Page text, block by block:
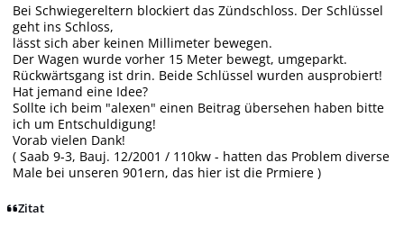
Bei Schwiegereltern blockiert das Zündschloss. Der Schlüssel
geht ins Schloss,
lässt sich aber keinen Millimeter bewegen.
Der Wagen wurde vorher 15 Meter bewegt, umgeparkt.
Rückwärtsgang ist drin. Beide Schlüssel wurden ausprobiert!
Hat jemand eine Idee?
Sollte ich beim "alexen" einen Beitrag übersehen haben bitte
ich um Entschuldigung!
Vorab vielen Dank!
( Saab 9-3, Bauj. 12/2001 / 110kw - hatten das Problem diverse
Male bei unseren 901ern, das hier ist die Prmiere )
Zitat